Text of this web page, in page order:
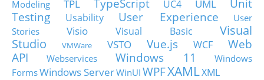
Modeling
TPL TypeScript UC4 UML
Unit
Testing
Usability User Experience
User
Stories
Visio Visual Basic
Visual
Studio
VMWare VSTO Vue.js WCF
Web
API
Webservices Windows 11
Windows
FormsWindows ServerWinUI WPFXAMLXML